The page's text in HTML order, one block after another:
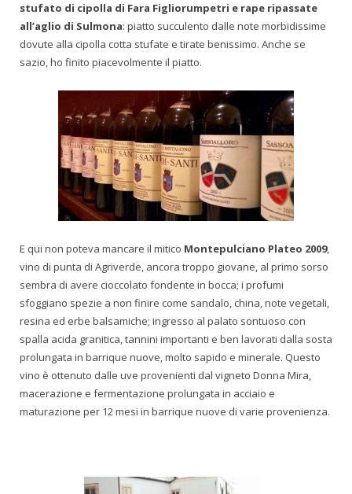
stufato di cipolla di Fara Figliorumpetri e rape ripassate
all’aglio di Sulmona: piatto succulento dalle note morbidissime
dovute alla cipolla cotta stufate e tirate benissimo. Anche se
sazio, ho finito piacevolmente il piatto.
E qui non poteva mancare il mitico Montepulciano Plateo 2009,
vino di punta di Agriverde, ancora troppo giovane, al primo sorso
sembra di avere cioccolato fondente in bocca; i profumi
sfoggiano spezie a non finire come sandalo, china, note vegetali,
resina ed erbe balsamiche; ingresso al palato sontuoso con
spalla acida granitica, tannini importanti e ben lavorati dalla sosta
prolungata in barrique nuove, molto sapido e minerale. Questo
vino è ottenuto dalle uve provenienti dal vigneto Donna Mira,
macerazione e fermentazione prolungata in acciaio e
maturazione per 12 mesi in barrique nuove di varie provenienza.